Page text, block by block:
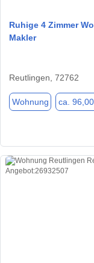
Ruhige 4 Zimmer
Makler
Reutlingen, 72762
Wohnung ca.